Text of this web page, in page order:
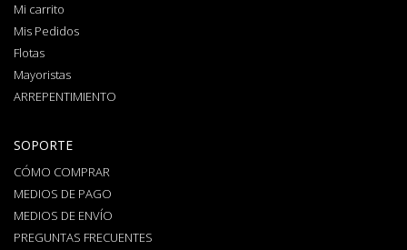
Mi carrito
Mis Pedidos
Flotas
Mayoristas
ARREPENTIMIENTO
SOPORTE
CÓMO COMPRAR
MEDIOS DE PAGO
MEDIOS DE ENVÍO
PREGUNTAS FRECUENTES